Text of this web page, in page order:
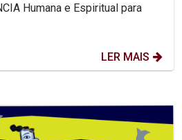
Humana e Espiritual para
LER MAIS